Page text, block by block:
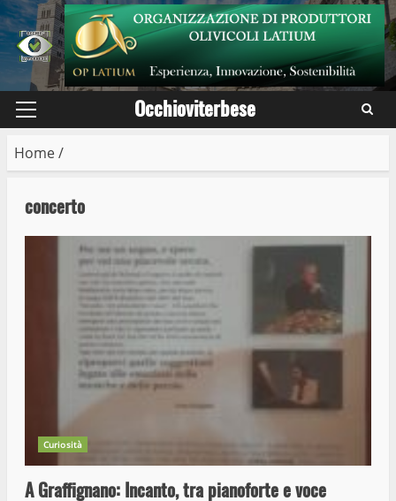
Skip
to
content
Primary
Occhioviterbese
Home/
concerto
Curiosità
A Graffignano: Incanto, tra pianoforte e voce